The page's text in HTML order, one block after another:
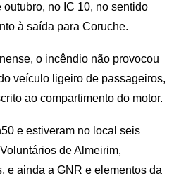
no IC 10, no sentido
à saída para Coruche.
o incêndio não provocou
veículo ligeiro de passageiros,
ao compartimento do motor.
e estiveram no local seis
de Almeirim,
e ainda a GNR e elementos da